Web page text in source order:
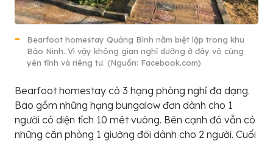
Bearfoot homestay Quảng Bình nằm biệt lập trong khu
Bảo Ninh. Vì vậy không gian nghỉ dưỡng ở đây vô cùng
yên tĩnh và riêng tư. (Nguồn: Facebook.com)
Bearfoot homestay có 3 hạng phòng nghỉ đa dạng.
Bao gồm những hạng bungalow đơn dành cho 1
người có diện tích 10 mét vuông. Bên cạnh đó vẫn có
những căn phòng 1 giường đôi dành cho 2 người. Cuối